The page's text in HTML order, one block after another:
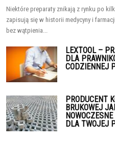
Niektóre preparaty znikają z rynku po
zapisują się w historii medycyny i
bez wątpienia...
LEXTOOL –
DLA
CODZIENNEJ
PRODUCENT
BRUKOWEJ
DLA TWOJEJ